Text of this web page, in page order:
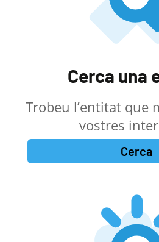
Cerca una
Trobeu l’entitat que
vostres
Cerca